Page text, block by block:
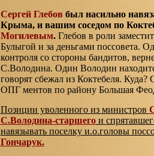
Сергей Глебов был насильно
Крыма, и вашим соседом по
Могилевым.Глебов в роли
Булыгой и за деньгами поссовета.
контроля со стороны бандитов,
С.Володина. Один Володин
говорят сбежал из Коктебеля.
ОПГ ментов по району Большая
Позиции уволенного из министров
С.Володина-старшегои
навязывать поселку и.о.головы
Гончарук.